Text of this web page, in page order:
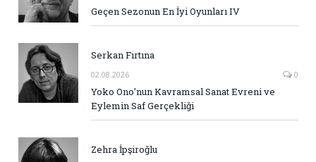
Geçen Sezonun En İyi Oyunları IV
Serkan Fırtına
02.08.2026 0
Yoko Ono’nun Kavramsal Sanat Evreni ve
Eylemin Saf Gerçekliği
Zehra İpşiroğlu